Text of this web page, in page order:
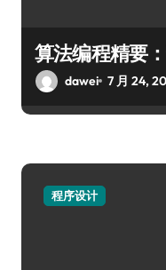
算法编程精要
dawei 7 月 24,
程序设计